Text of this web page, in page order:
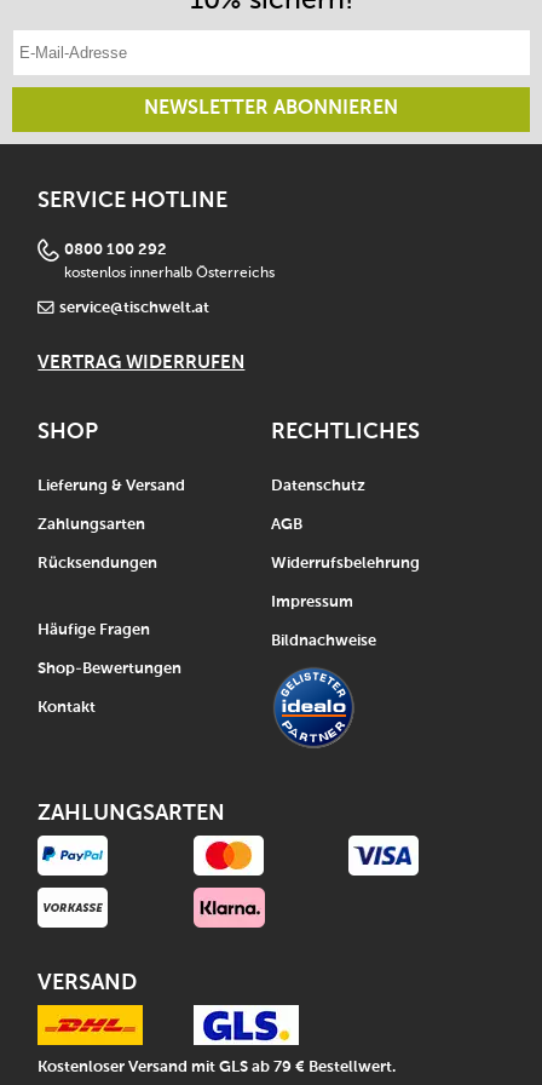
Abfülldatums
wird mit Reinigungsbürste für die Tüllen geliefert
inkl. Rezeptheft
für eine einfache Reinigung in Einzelteile zerlegbar
3 Jahre Herstellergarantie
NEWSLETTER ABONNIEREN
SERVICE HOTLINE
0800 100 292
kostenlos innerhalb Österreichs
service@tischwelt.at
VERTRAG WIDERRUFEN
SHOP
Lieferung & Versand
Zahlungsarten
Rücksendungen
Häufige Fragen
Shop-Bewertungen
Kontakt
RECHTLICHES
Datenschutz
AGB
Widerrufsbelehrung
Impressum
Bildnachweise
ZAHLUNGSARTEN
VERSAND
Kostenloser Versand mit GLS ab 79 € Bestellwert.